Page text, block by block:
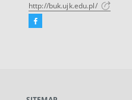
http://buk.ujk.edu.pl/
Facebook